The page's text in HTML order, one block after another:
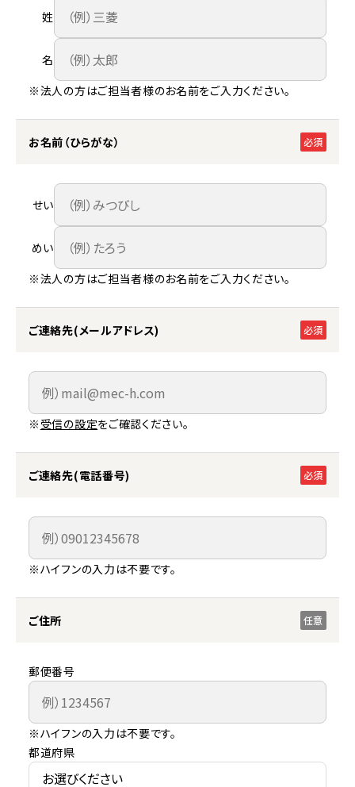
姓
名
※法人の方はご担当者様のお名前をご入力ください。
お名前（ひらがな） 必須
せい
めい
※法人の方はご担当者様のお名前をご入力ください。
ご連絡先(メールアドレス) 必須
※ 受信の設定をご確認ください。
ご連絡先(電話番号) 必須
※ハイフンの入力は不要です。
ご住所 任意
郵便番号
※ハイフンの入力は不要です。
都道府県